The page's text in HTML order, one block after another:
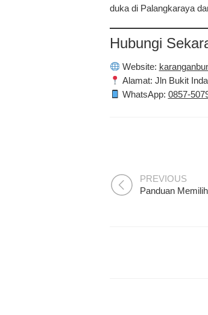
duka di Palangkaraya
Hubungi
Website:
Alamat: Jln Bukit
WhatsApp: 0857-
PREVIOUS